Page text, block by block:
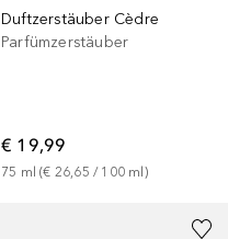
Duftzerstäuber Cèdre
Parfümzerstäuber
€ 19,99
75 ml (€ 26,65 / 100 ml)